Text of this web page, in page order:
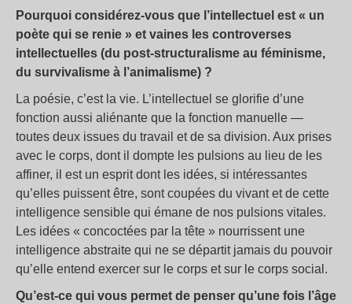
Pourquoi considérez-vous que l’intellectuel est « un
poète qui se renie » et vaines les controverses
intellectuelles (du post-structuralisme au féminisme,
du survivalisme à l’animalisme) ?
La poésie, c’est la vie. L’intellectuel se glorifie d’une
fonction aussi aliénante que la fonction manuelle —
toutes deux issues du travail et de sa division. Aux prises
avec le corps, dont il dompte les pulsions au lieu de les
affiner, il est un esprit dont les idées, si intéressantes
qu’elles puissent être, sont coupées du vivant et de cette
intelligence sensible qui émane de nos pulsions vitales.
Les idées « concoctées par la tête » nourrissent une
intelligence abstraite qui ne se départit jamais du pouvoir
qu’elle entend exercer sur le corps et sur le corps social.
Qu’est-ce qui vous permet de penser qu’une fois l’âge